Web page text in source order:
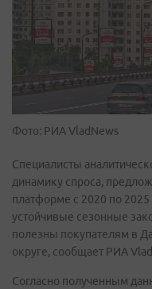
Фото: РИА VladNews
Специалисты
динамику спроса,
платформе с 2020 по 2025
устойчивые сезонные
полезны покупателям в
округе, сообщает РИА
Согласно полученным